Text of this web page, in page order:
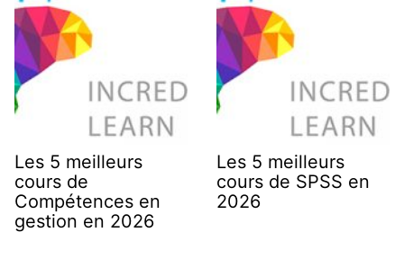
Les 5 meilleurs
cours de
Compétences en
gestion en 2026
Les 5 meilleurs
cours de SPSS en
2026